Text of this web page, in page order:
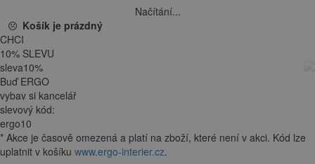
Načítání...
Košík je prázdný
CHCI
10% SLEVU
sleva10%
Buď ERGO
vybav si kancelář
slevový kód:
ergo10
* Akce je časově omezená a platí na zboží, které není v akci. Kód lze
uplatnit v košíku www.ergo-interier.cz.